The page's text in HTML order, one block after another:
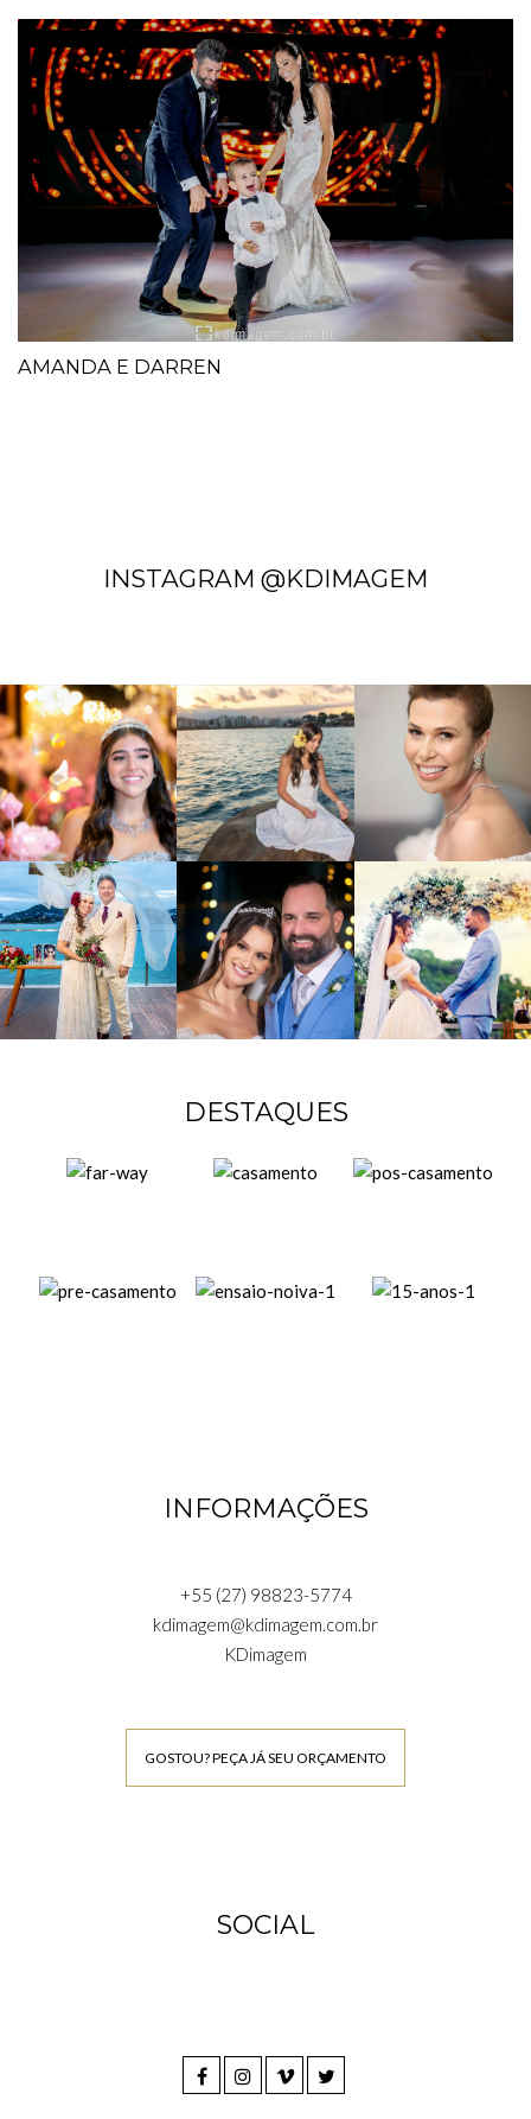
AMANDA E DARREN
INSTAGRAM @KDIMAGEM
DESTAQUES
INFORMAÇÕES
+55 (27) 98823-5774
kdimagem@kdimagem.com.br
KDimagem
GOSTOU? PEÇA JÁ SEU ORÇAMENTO
SOCIAL